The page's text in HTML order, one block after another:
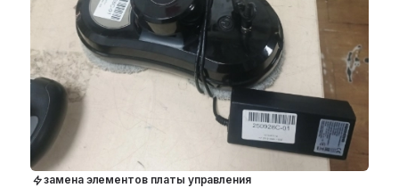
замена элементов платы управления